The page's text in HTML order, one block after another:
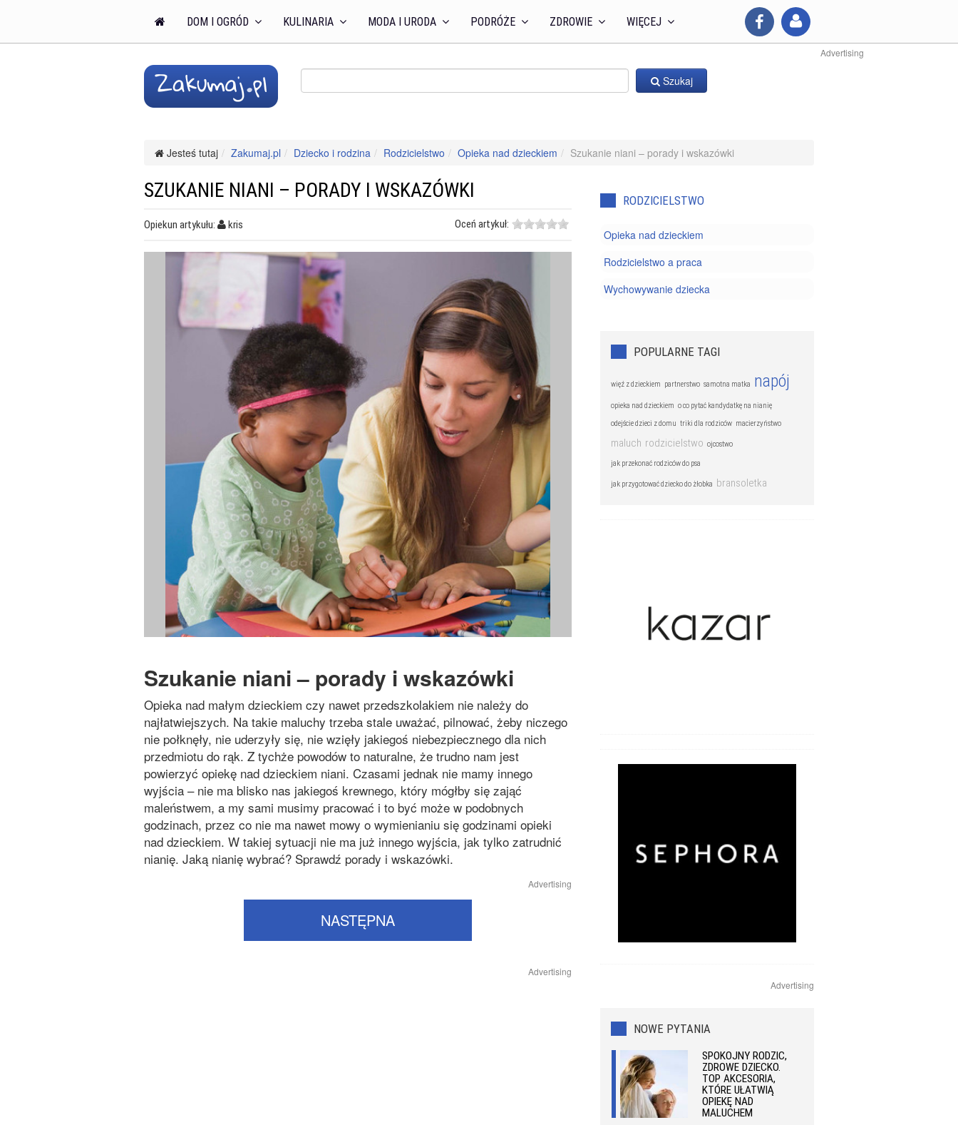
DOM I OGRÓD KULINARIA MODA I URODA PODRÓŻE ZDROWIE WIĘCEJ
Advertising
Szukaj
Jesteś tutaj Zakumaj.pl Dziecko i rodzina Rodzicielstwo Opieka nad dzieckiem Szukanie niani – porady i wskazówki
SZUKANIE NIANI – PORADY I WSKAZÓWKI
Opiekun artykułu: kris Oceń artykuł:
Szukanie niani – porady i wskazówki
Opieka nad małym dzieckiem czy nawet przedszkolakiem nie należy do
najłatwiejszych. Na takie maluchy trzeba stale uważać, pilnować, żeby niczego
nie połknęły, nie uderzyły się, nie wzięły jakiegoś niebezpiecznego dla nich
przedmiotu do rąk. Z tychże powodów to naturalne, że trudno nam jest
powierzyć opiekę nad dzieckiem niani. Czasami jednak nie mamy innego
wyjścia – nie ma blisko nas jakiegoś krewnego, który mógłby się zająć
maleństwem, a my sami musimy pracować i to być może w podobnych
godzinach, przez co nie ma nawet mowy o wymienianiu się godzinami opieki
nad dzieckiem. W takiej sytuacji nie ma już innego wyjścia, jak tylko zatrudnić
nianię. Jaką nianię wybrać? Sprawdź porady i wskazówki.
Advertising
NASTĘPNA
Advertising
RODZICIELSTWO
Opieka nad dzieckiem
Rodzicielstwo a praca
Wychowywanie dziecka
POPULARNE TAGI
więź z dzieckiem partnerstwo samotna matka napój
opieka nad dzieckiem o co pytać kandydatkę na nianię
odejście dzieci z domu triki dla rodziców macierzyństwo
maluch rodzicielstwo ojcostwo
jak przekonać rodziców do psa
jak przygotować dziecko do żłobka bransoletka
Advertising
NOWE PYTANIA
SPOKOJNY RODZIC,
ZDROWE DZIECKO.
TOP AKCESORIA,
KTÓRE UŁATWIĄ
OPIEKĘ NAD
MALUCHEM